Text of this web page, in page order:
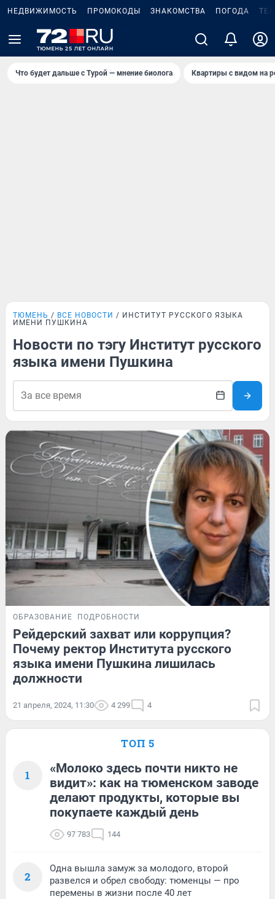
НЕДВИЖИМОСТЬ ПРОМОКОДЫ ЗНАКОМСТВА ПОГОДА
Что будет дальше с Турой — мнение биолога Квартиры с видом на
ТЮМЕНЬ ВСЕ НОВОСТИ
ИНСТИТУТ РУССКОГО ЯЗЫКА
ИМЕНИ ПУШКИНА
Новости по тэгу Институт русского
языка имени Пушкина
ОБРАЗОВАНИЕ ПОДРОБНОСТИ
Рейдерский захват или коррупция?
Почему ректор Института русского
языка имени Пушкина лишилась
должности
21 апреля, 2024, 11:30 4 299 4
ТОП 5
1
«Молоко здесь почти никто не
видит»: как на тюменском заводе
делают продукты, которые вы
покупаете каждый день
97 783 144
2
Одна вышла замуж за молодого, второй
развелся и обрел свободу: тюменцы — про
перемены в жизни после 40 лет